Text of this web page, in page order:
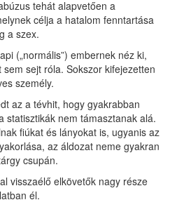
tehát alapvetően a
célja a hatalom fenntartása
a szex.
(„normális”) embernek néz ki,
sejt róla. Sokszor kifejezetten
személy.
az a tévhit, hogy gyakrabban
statisztikák nem támasztanak alá.
fiúkat és lányokat is, ugyanis az
az áldozat neme gyakran
csupán.
visszaélő elkövetők nagy része
él.